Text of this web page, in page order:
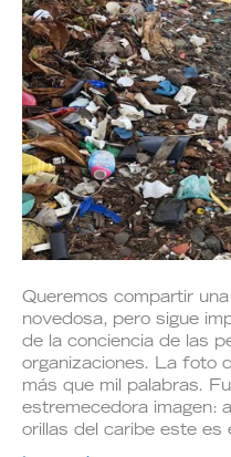
Queremos compartir
novedosa, pero sigue
de la conciencia de las
organizaciones. La foto
más que mil palabras.
estremecedora imagen:
orillas del caribe este es